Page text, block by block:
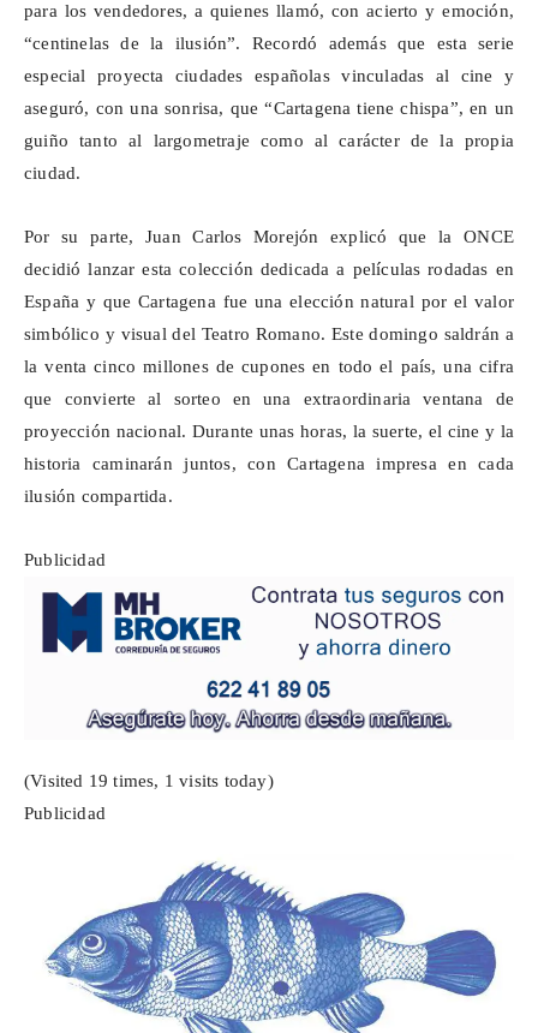
para los vendedores, a quienes llamó, con acierto y emoción,
“centinelas de la ilusión”. Recordó además que esta serie
especial proyecta ciudades españolas vinculadas al cine y
aseguró, con una sonrisa, que “Cartagena tiene chispa”, en un
guiño tanto al largometraje como al carácter de la propia
ciudad.
Por su parte, Juan Carlos Morejón explicó que la ONCE
decidió lanzar esta colección dedicada a películas rodadas en
España y que Cartagena fue una elección natural por el valor
simbólico y visual del Teatro Romano. Este domingo saldrán a
la venta cinco millones de cupones en todo el país, una cifra
que convierte al sorteo en una extraordinaria ventana de
proyección nacional. Durante unas horas, la suerte, el cine y la
historia caminarán juntos, con Cartagena impresa en cada
ilusión compartida.
Publicidad
(Visited 19 times, 1 visits today)
Publicidad